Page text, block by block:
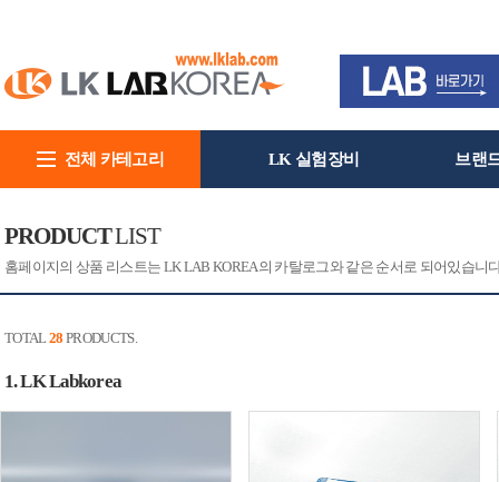
전체 카테고리 LK 실험장비 브랜
PRODUCTLIST
홈페이지의 상품 리스트는 LK LAB KOREA의 카탈로그와 같은 순서로 되어있습
TOTAL 28 PRODUCTS.
1. LK Labkorea